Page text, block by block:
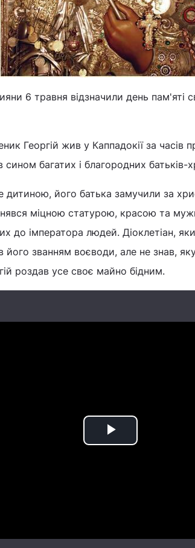
6 травня відзначили день пам'яті
Георгій жив у Каппадокії за часів
сином багатих і благородних батьків-
дитиною, його батька замучили за
міцною статурою, красою та
до імператора людей. Діоклетіан,
його званням воєводи, але не знав,
роздав усе своє майно бідним.
Play